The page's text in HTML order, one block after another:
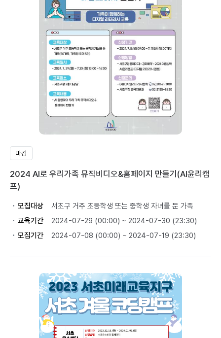
마감
2024 AI로 우리가족 뮤직비디오&홈페이지 만들기(AI윤리캠
프)
모집대상
서초구 거주 초등학생 또는 중학생 자녀를 둔 가족
교육기간
2024-07-29 (00:00) ~ 2024-07-30 (23:30)
모집기간
2024-07-08 (00:00) ~ 2024-07-19 (23:30)